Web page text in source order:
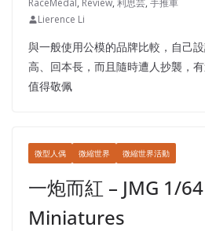
RaceMedal, Review, 利思芸, 手推車
Lierence Li
與一般使用公模的品牌比較，自己
高、回本長，而且隨時遭人抄襲，
值得敬佩
微型人偶 微縮世界 微縮世界活動
一炮而紅 – JMG 1/64
Miniatures